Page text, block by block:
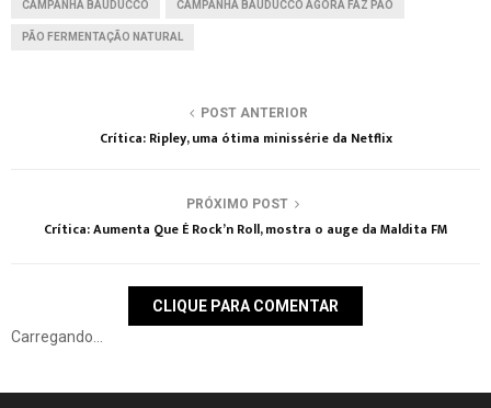
CAMPANHA BAUDUCCO CAMPANHA BAUDUCCO AGORA FAZ PÃO
PÃO FERMENTAÇÃO NATURAL
POST ANTERIOR
Crítica: Ripley, uma ótima minissérie da Netflix
PRÓXIMO POST
Crítica: Aumenta Que É Rock’n Roll, mostra o auge da Maldita FM
CLIQUE PARA COMENTAR
Carregando...